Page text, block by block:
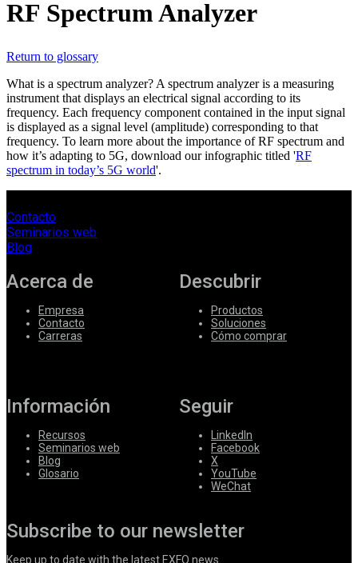
Contacto
Corporate
Careers
Partners
Suppliers
RF Spectrum Analyzer
Return to glossary
What is a spectrum analyzer? A spectrum analyzer is a measuring
instrument that displays an electrical signal according to its
frequency. Each frequency component contained in the input signal
is displayed as a signal level (amplitude) corresponding to that
frequency. To learn more about the importance of RF spectrum and
how it’s adapting to 5G, download our infographic titled 'RF
spectrum in today’s 5G world'.
Contacto
Seminarios web
Blog
Acerca de
Empresa
Contacto
Carreras
Descubrir
Productos
Soluciones
Cómo comprar
Información
Recursos
Seminarios web
Blog
Glosario
Seguir
LinkedIn
Facebook
X
YouTube
WeChat
Subscribe to our newsletter
Keep up to date with the latest EXFO news.